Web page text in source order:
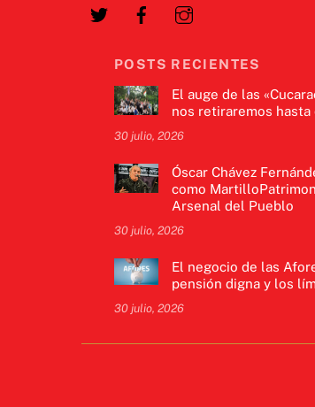
POSTS RECIENTES
El auge de las
nos retiraremos hasta
30 julio, 2026
Óscar Chávez
como
Arsenal del Pueblo
30 julio, 2026
El negocio de las
pensión digna y los
30 julio, 2026